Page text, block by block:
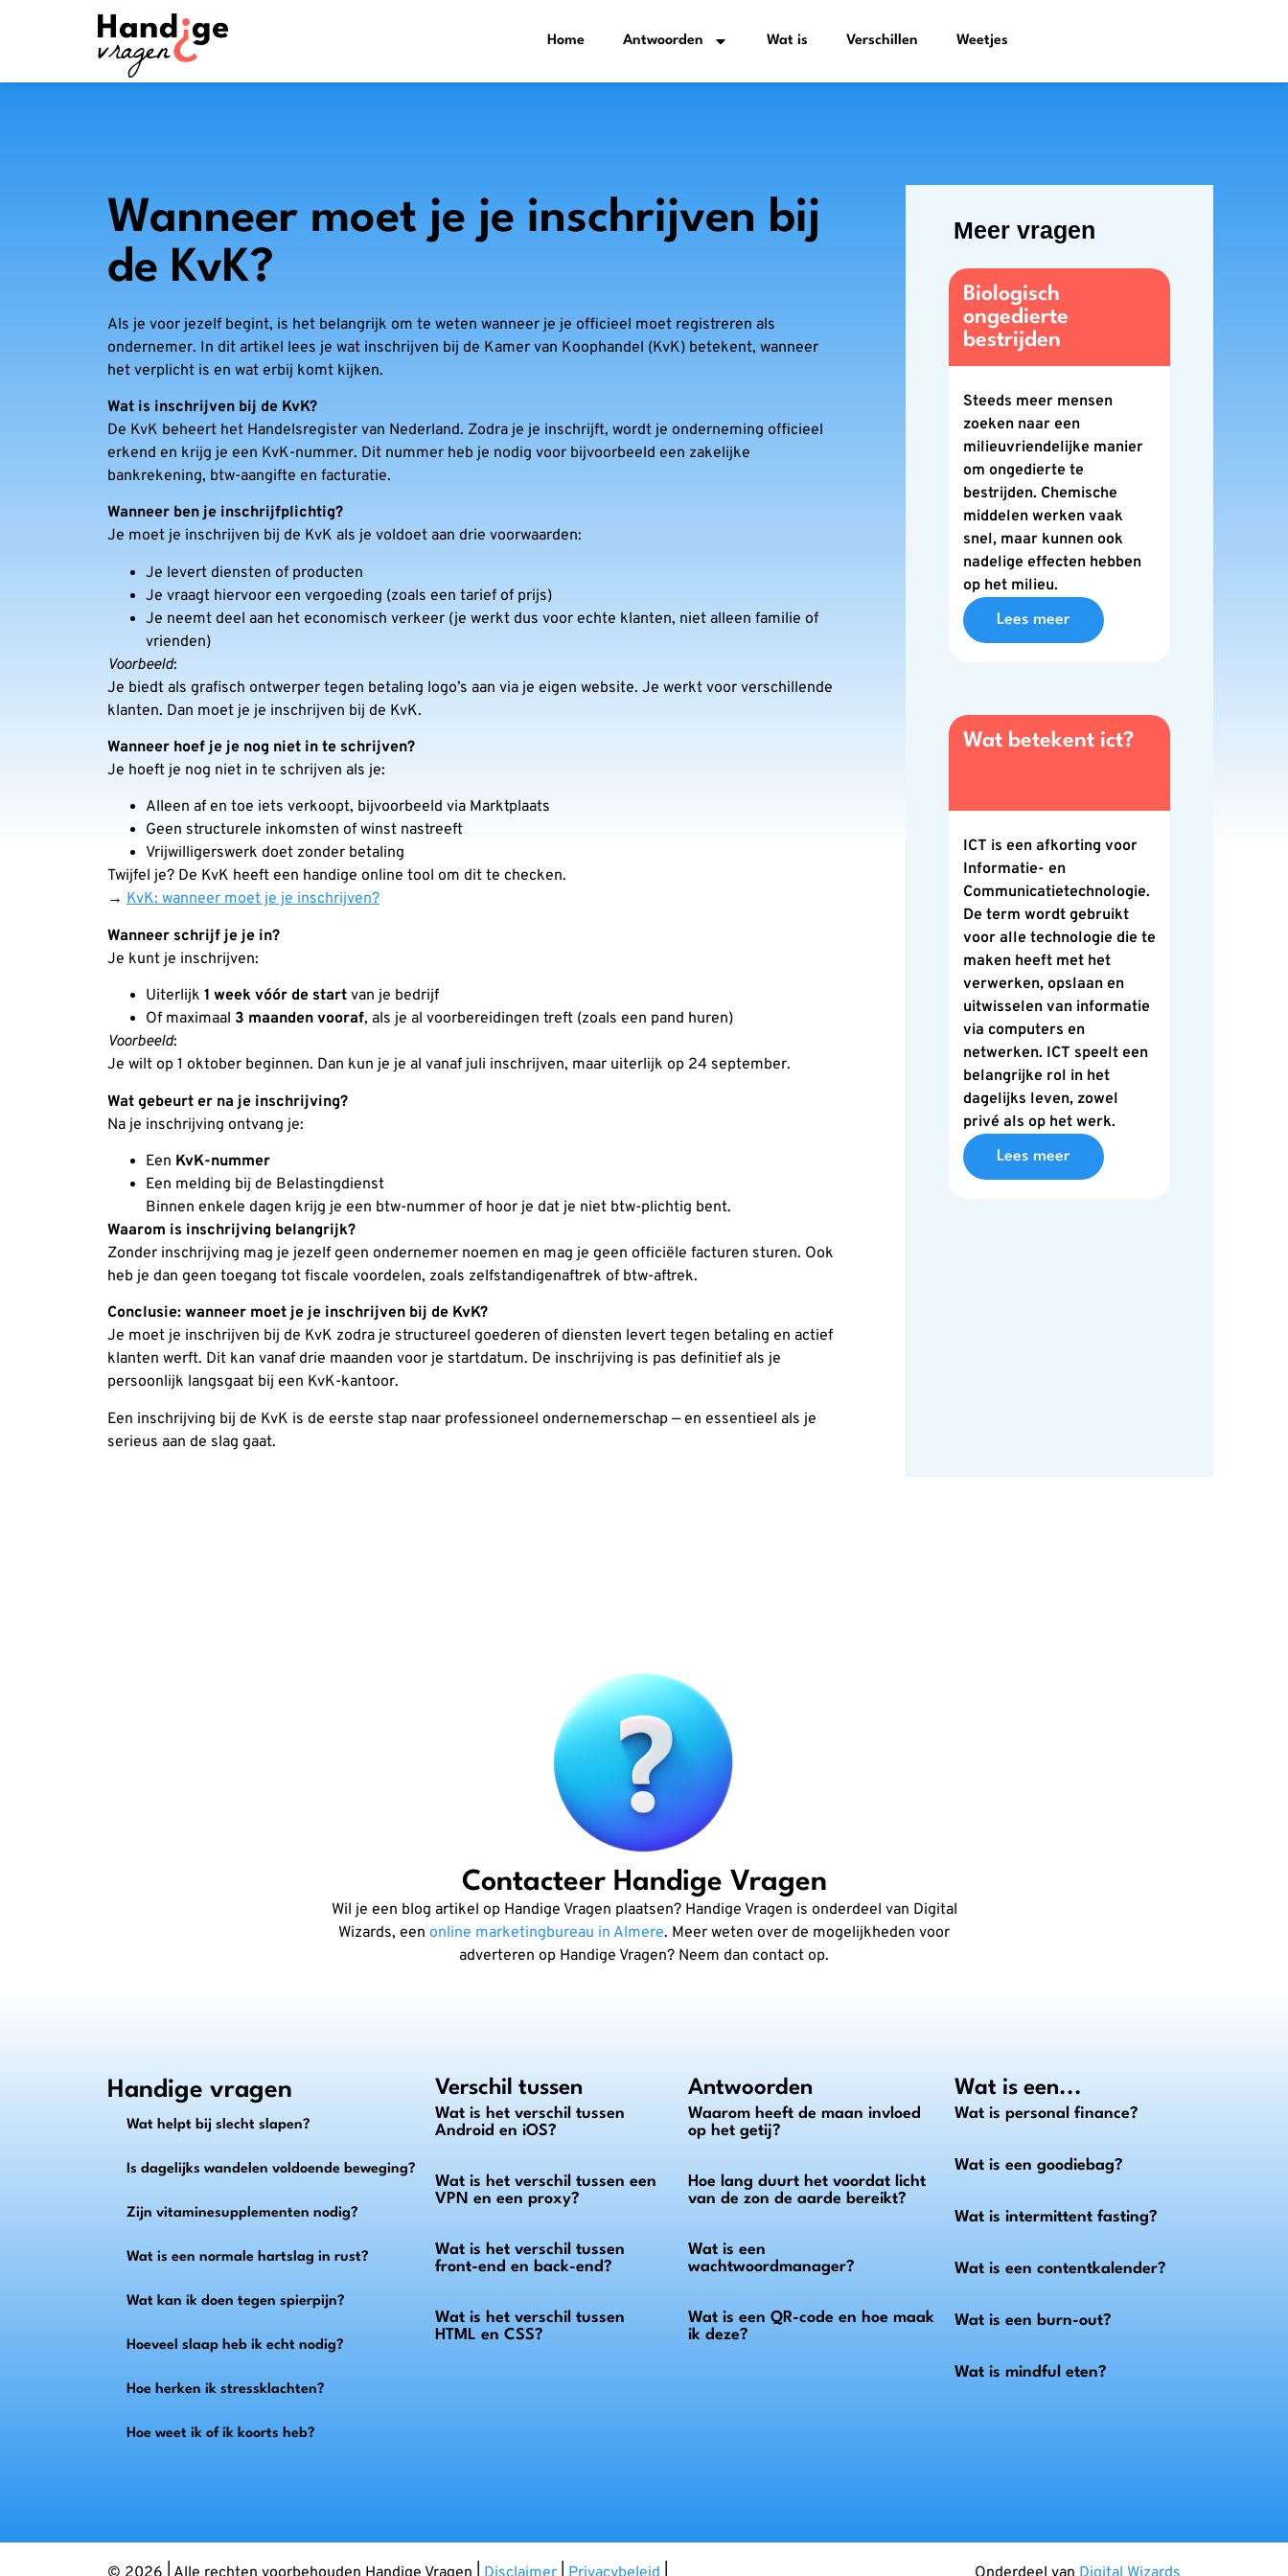
Home Antwoorden Wat is Verschillen Weetjes
Wanneer moet je je inschrijven bij
de KvK?
Als je voor jezelf begint, is het belangrijk om te weten wanneer je je officieel moet registreren als
ondernemer. In dit artikel lees je wat inschrijven bij de Kamer van Koophandel (KvK) betekent, wanneer
het verplicht is en wat erbij komt kijken.
Wat is inschrijven bij de KvK?
De KvK beheert het Handelsregister van Nederland. Zodra je je inschrijft, wordt je onderneming officieel
erkend en krijg je een KvK-nummer. Dit nummer heb je nodig voor bijvoorbeeld een zakelijke
bankrekening, btw-aangifte en facturatie.
Wanneer ben je inschrijfplichtig?
Je moet je inschrijven bij de KvK als je voldoet aan drie voorwaarden:
Je levert diensten of producten
Je vraagt hiervoor een vergoeding (zoals een tarief of prijs)
Je neemt deel aan het economisch verkeer (je werkt dus voor echte klanten, niet alleen familie of
vrienden)
Voorbeeld:
Je biedt als grafisch ontwerper tegen betaling logo’s aan via je eigen website. Je werkt voor verschillende
klanten. Dan moet je je inschrijven bij de KvK.
Wanneer hoef je je nog niet in te schrijven?
Je hoeft je nog niet in te schrijven als je:
Alleen af en toe iets verkoopt, bijvoorbeeld via Marktplaats
Geen structurele inkomsten of winst nastreeft
Vrijwilligerswerk doet zonder betaling
Twijfel je? De KvK heeft een handige online tool om dit te checken.
→ KvK: wanneer moet je je inschrijven?
Wanneer schrijf je je in?
Je kunt je inschrijven:
Uiterlijk 1 week vóór de start van je bedrijf
Of maximaal 3 maanden vooraf, als je al voorbereidingen treft (zoals een pand huren)
Voorbeeld:
Je wilt op 1 oktober beginnen. Dan kun je je al vanaf juli inschrijven, maar uiterlijk op 24 september.
Wat gebeurt er na je inschrijving?
Na je inschrijving ontvang je:
Een KvK-nummer
Een melding bij de Belastingdienst
Binnen enkele dagen krijg je een btw-nummer of hoor je dat je niet btw-plichtig bent.
Waarom is inschrijving belangrijk?
Zonder inschrijving mag je jezelf geen ondernemer noemen en mag je geen officiële facturen sturen. Ook
heb je dan geen toegang tot fiscale voordelen, zoals zelfstandigenaftrek of btw-aftrek.
Conclusie: wanneer moet je je inschrijven bij de KvK?
Je moet je inschrijven bij de KvK zodra je structureel goederen of diensten levert tegen betaling en actief
klanten werft. Dit kan vanaf drie maanden voor je startdatum. De inschrijving is pas definitief als je
persoonlijk langsgaat bij een KvK-kantoor.
Een inschrijving bij de KvK is de eerste stap naar professioneel ondernemerschap — en essentieel als je
serieus aan de slag gaat.
Meer vragen
Biologisch
ongedierte
bestrijden
Steeds meer mensen
zoeken naar een
milieuvriendelijke manier
om ongedierte te
bestrijden. Chemische
middelen werken vaak
snel, maar kunnen ook
nadelige effecten hebben
op het milieu.
Lees meer
Wat betekent ict?
ICT is een afkorting voor
Informatie- en
Communicatietechnologie.
De term wordt gebruikt
voor alle technologie die te
maken heeft met het
verwerken, opslaan en
uitwisselen van informatie
via computers en
netwerken. ICT speelt een
belangrijke rol in het
dagelijks leven, zowel
privé als op het werk.
Lees meer
Contacteer Handige Vragen
Wil je een blog artikel op Handige Vragen plaatsen? Handige Vragen is onderdeel van Digital
Wizards, een online marketingbureau in Almere. Meer weten over de mogelijkheden voor
adverteren op Handige Vragen? Neem dan contact op.
Handige vragen
Wat helpt bij slecht slapen?
Is dagelijks wandelen voldoende beweging?
Zijn vitaminesupplementen nodig?
Wat is een normale hartslag in rust?
Wat kan ik doen tegen spierpijn?
Hoeveel slaap heb ik echt nodig?
Hoe herken ik stressklachten?
Hoe weet ik of ik koorts heb?
Verschil tussen
Wat is het verschil tussen
Android en iOS?
Wat is het verschil tussen een
VPN en een proxy?
Wat is het verschil tussen
front-end en back-end?
Wat is het verschil tussen
HTML en CSS?
Antwoorden
Waarom heeft de maan invloed
op het getij?
Hoe lang duurt het voordat licht
van de zon de aarde bereikt?
Wat is een
wachtwoordmanager?
Wat is een QR-code en hoe maak
ik deze?
Wat is een...
Wat is personal finance?
Wat is een goodiebag?
Wat is intermittent fasting?
Wat is een contentkalender?
Wat is een burn-out?
Wat is mindful eten?